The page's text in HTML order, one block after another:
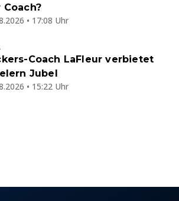
Coach?
• 17:08 Uhr
Coach LaFleur verbietet
Jubel
• 15:22 Uhr